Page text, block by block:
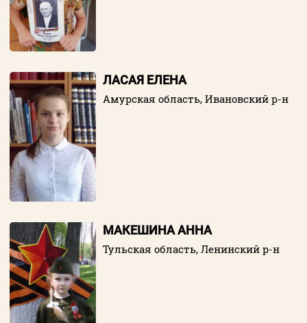
ЛАСАЯ ЕЛЕНА
Амурская область, Ивановский р-н
МАКЕШИНА АННА
Тульская область, Ленинский р-н